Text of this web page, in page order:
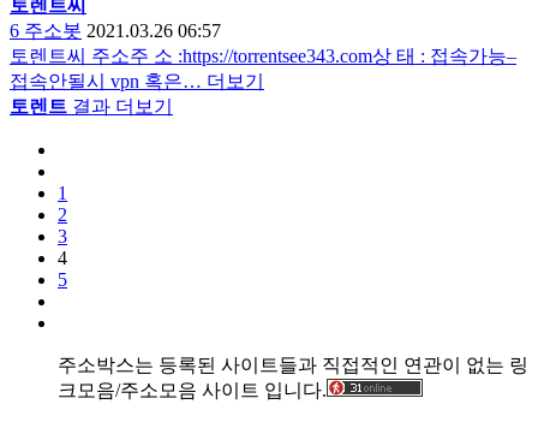
토렌트씨
6 주소봇 2021.03.26 06:57
토렌트씨 주소주 소 :https://torrentsee343.com상 태 : 접속가능–
접속안될시 vpn 혹은… 더보기
토렌트 결과 더보기
1
2
3
4
5
주소박스는 등록된 사이트들과 직접적인 연관이 없는 링
크모음/주소모음 사이트 입니다.